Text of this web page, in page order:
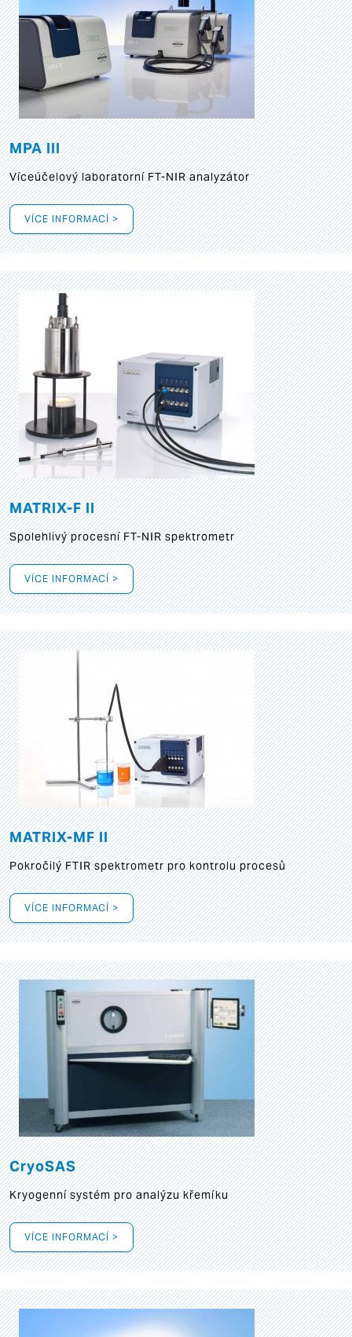
MPA III
Víceúčelový laboratorní FT-NIR analyzátor
VÍCE INFORMACÍ >
MATRIX-F II
Spolehlivý procesní FT-NIR spektrometr
VÍCE INFORMACÍ >
MATRIX-MF II
Pokročilý FTIR spektrometr pro kontrolu procesů
VÍCE INFORMACÍ >
CryoSAS
Kryogenní systém pro analýzu křemíku
VÍCE INFORMACÍ >